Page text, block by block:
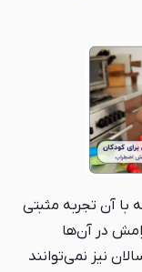
با آن تجربه مثبتی
در آن‌ها
نیز نمی‌توانند